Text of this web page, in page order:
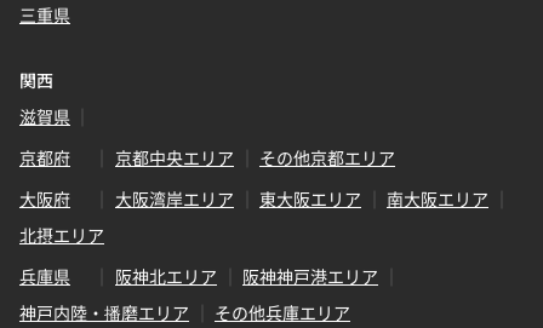
三重県
関西
滋賀県
京都府
京都中央エリア
その他京都エリア
大阪府
大阪湾岸エリア 東大阪エリア
南大阪エリア
北摂エリア
兵庫県
阪神北エリア
阪神神戸港エリア
神戸内陸・播磨エリア
その他兵庫エリア